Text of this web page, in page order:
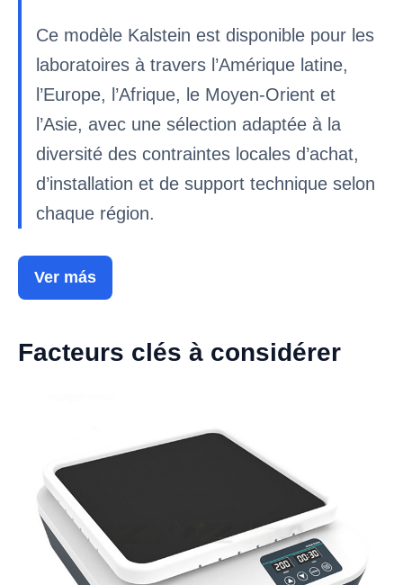
Ce modèle Kalstein est disponible pour les
laboratoires à travers l’Amérique latine,
l’Europe, l’Afrique, le Moyen-Orient et
l’Asie, avec une sélection adaptée à la
diversité des contraintes locales d’achat,
d’installation et de support technique selon
chaque région.
Ver más
Facteurs clés à considérer